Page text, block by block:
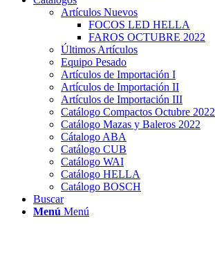
Artículos Nuevos
FOCOS LED HELLA
FAROS OCTUBRE 2022
Últimos Artículos
Equipo Pesado
Artículos de Importación I
Artículos de Importación II
Artículos de Importación III
Catálogo Compactos Octubre 2022
Catálogo Mazas y Baleros 2022
Cátalogo ABA
Catálogo CUB
Catálogo WAI
Catálogo HELLA
Catálogo BOSCH
Buscar
Menú Menú